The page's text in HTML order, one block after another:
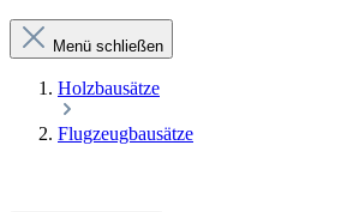
Menü schließen
Holzbausätze
Flugzeugbausätze